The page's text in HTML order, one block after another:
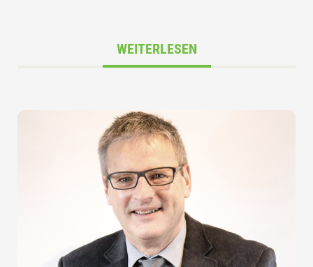
WEITERLESEN